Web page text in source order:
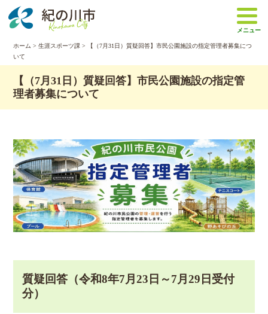
メニュー
ホーム >生涯スポーツ課 > 【（7月31日）質疑回答】市民公園施設の指定管理者募集につ
いて
【（7月31日）質疑回答】市民公園施設の指定管
理者募集について
質疑回答（令和8年7月23日～7月29日受付
分）